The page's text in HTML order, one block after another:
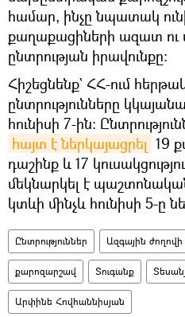
համար, ինչը նպատակ
քաղաքացիների ազատ ու
ընտրության իրավունքը։
Հիշեցնենք` ՀՀ-ում
ընտրությունները
հունիսի 7-ին։
հայտ է ներկայացրել 19
դաշինք և 17
մեկնարկել է
կտևի մինչև հունիսի 5-ը
Ընտրություններ Ազգային ժողովի
քարոզարշավ Տուգանք
Արփինե Հովհաննիսյան